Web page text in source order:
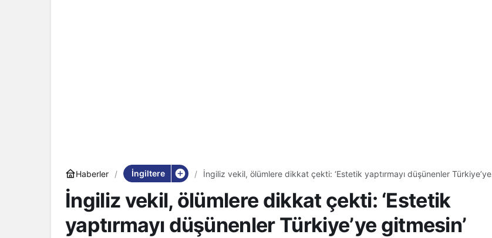
Haberler İngiltere
İngiliz vekil, ölümlere dikkat çekti: ‘Estetik yaptırmayı düşünenler Türkiye’ye
İngiliz vekil, ölümlere dikkat çekti: ‘Estetik
yaptırmayı düşünenler Türkiye’ye gitmesin’